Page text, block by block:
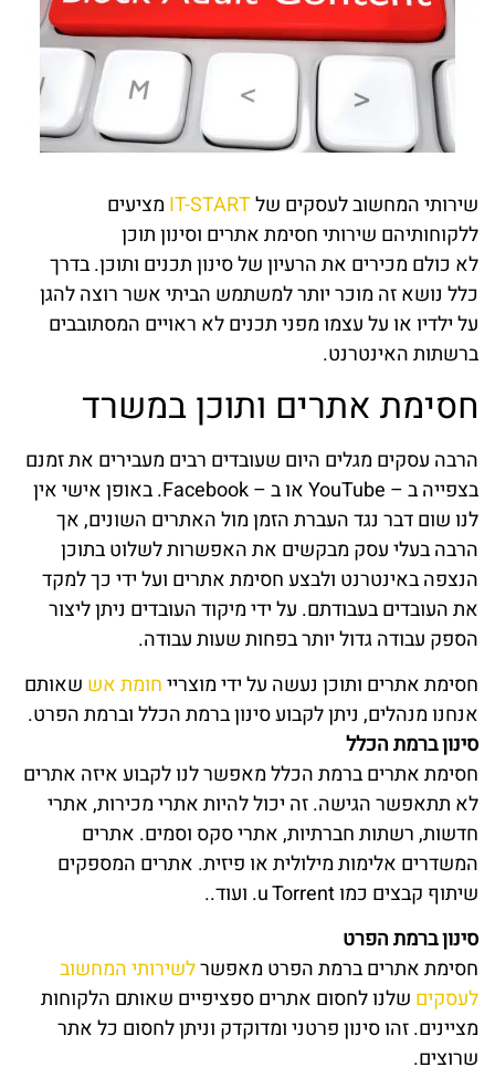
שירותי המחשוב לעסקים שלIT-START מציעים
ללקוחותיהם שירותי חסימת אתרים וסינון תוכן
לא כולם מכירים את הרעיון של סינון תכנים ותוכן. בדרך
כלל נושא זה מוכר יותר למשתמש הביתי אשר רוצה להגן
על ילדיו או על עצמו מפני תכנים לא ראויים המסתובבים
ברשתות האינטרנט.
חסימת אתרים ותוכן במשרד
הרבה עסקים מגלים היום שעובדים רבים מעבירים את זמנם
בצפייה ב – YouTube או ב – Facebook. באופן אישי אין
לנו שום דבר נגד העברת הזמן מול האתרים השונים, אך
הרבה בעלי עסק מבקשים את האפשרות לשלוט בתוכן
הנצפה באינטרנט ולבצע חסימת אתרים ועל ידי כך למקד
את העובדים בעבודתם. על ידי מיקוד העובדים ניתן ליצור
הספק עבודה גדול יותר בפחות שעות עבודה.
חסימת אתרים ותוכן נעשה על ידי מוצרייחומת אש שאותם
אנחנו מנהלים, ניתן לקבוע סינון ברמת הכלל וברמת הפרט.
סינון ברמת הכלל
חסימת אתרים ברמת הכלל מאפשר לנו לקבוע איזה אתרים
לא תתאפשר הגישה. זה יכול להיות אתרי מכירות, אתרי
חדשות, רשתות חברתיות, אתרי סקס וסמים. אתרים
המשדרים אלימות מילולית או פיזית. אתרים המספקים
שיתוף קבצים כמו u Torrent. ועוד..
סינון ברמת הפרט
חסימת אתרים ברמת הפרט מאפשרלשירותי המחשוב
לעסקים שלנו לחסום אתרים ספציפיים שאותם הלקוחות
מציינים. זהו סינון פרטני ומדוקדק וניתן לחסום כל אתר
שרוצים.